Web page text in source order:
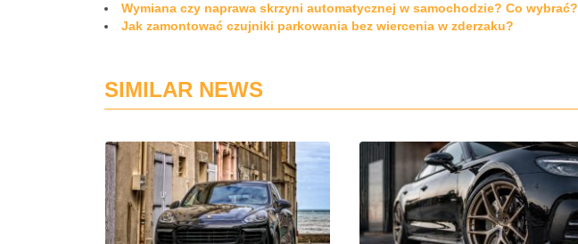
Wymiana czy naprawa skrzyni automatycznej w samochodzie? Co wybrać?
Jak zamontować czujniki parkowania bez wiercenia w zderzaku?
SIMILAR NEWS